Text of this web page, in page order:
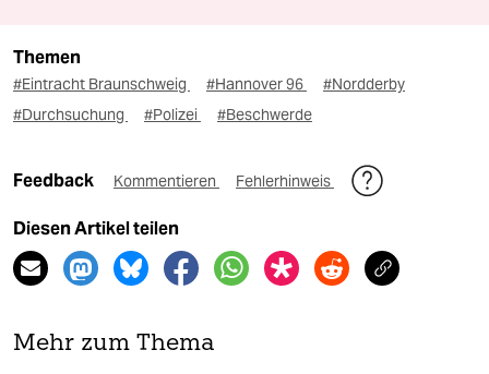
Themen
#Eintracht Braunschweig #Hannover 96
#Nordderby
#Durchsuchung
#Polizei #Beschwerde
Feedback Kommentieren Fehlerhinweis
Diesen Artikel teilen
Mehr zum Thema